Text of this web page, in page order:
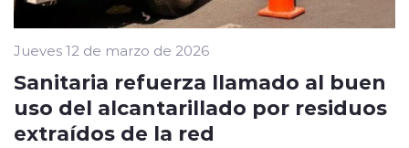
Jueves 12 de marzo de 2026
Sanitaria refuerza llamado al buen
uso del alcantarillado por residuos
extraídos de la red